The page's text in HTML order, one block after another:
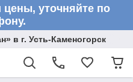
уточняйте по
в г. Усть-Каменогорск